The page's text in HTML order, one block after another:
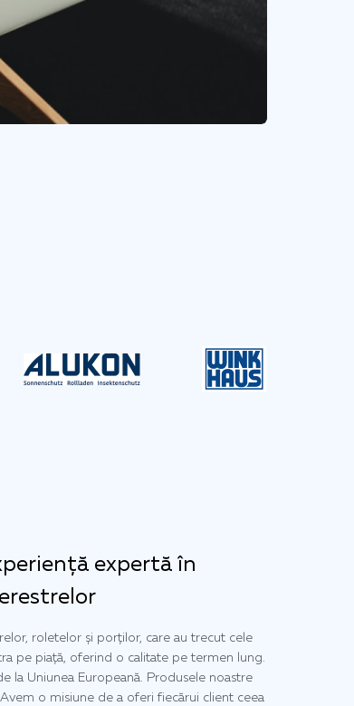
expertă în
roletelor și porților, care au trecut cele
pe piață, oferind o calitate pe termen lung.
la Uniunea Europeană. Produsele noastre
o misiune de a oferi fiecărui client ceea